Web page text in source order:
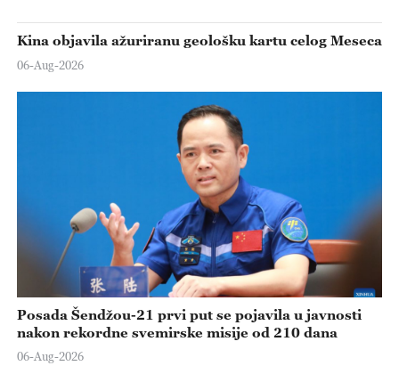
Kina objavila ažuriranu geološku kartu celog Meseca
06-Aug-2026
Posada Šendžou-21 prvi put se pojavila u javnosti
nakon rekordne svemirske misije od 210 dana
06-Aug-2026